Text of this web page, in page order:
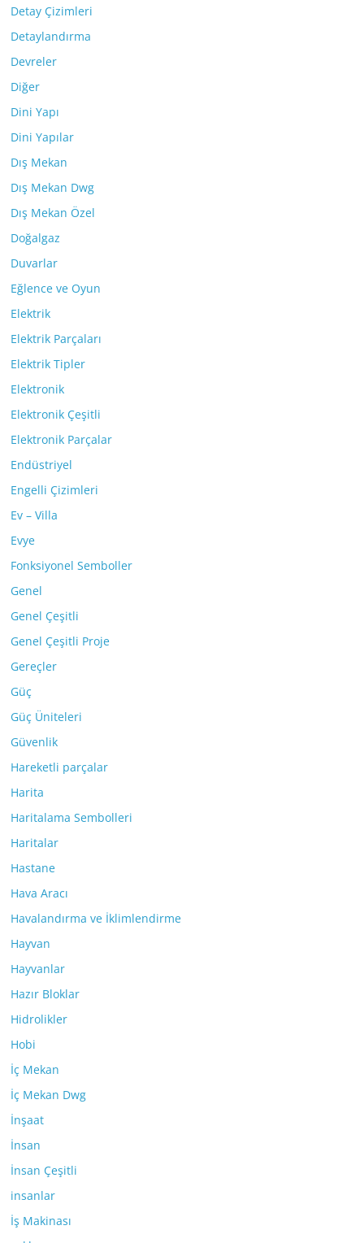
Detay Çizimleri
Detaylandırma
Devreler
Diğer
Dini Yapı
Dini Yapılar
Dış Mekan
Dış Mekan Dwg
Dış Mekan Özel
Doğalgaz
Duvarlar
Eğlence ve Oyun
Elektrik
Elektrik Parçaları
Elektrik Tipler
Elektronik
Elektronik Çeşitli
Elektronik Parçalar
Endüstriyel
Engelli Çizimleri
Ev – Villa
Evye
Fonksiyonel Semboller
Genel
Genel Çeşitli
Genel Çeşitli Proje
Gereçler
Güç
Güç Üniteleri
Güvenlik
Hareketli parçalar
Harita
Haritalama Sembolleri
Haritalar
Hastane
Hava Aracı
Havalandırma ve İklimlendirme
Hayvan
Hayvanlar
Hazır Bloklar
Hidrolikler
Hobi
İç Mekan
İç Mekan Dwg
İnşaat
İnsan
İnsan Çeşitli
insanlar
İş Makinası